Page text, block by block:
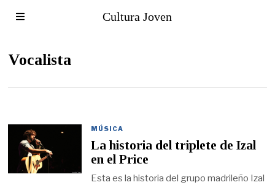
Cultura Joven
Vocalista
MÚSICA
La historia del triplete de Izal
en el Price
Esta es la historia del grupo madrileño Izal